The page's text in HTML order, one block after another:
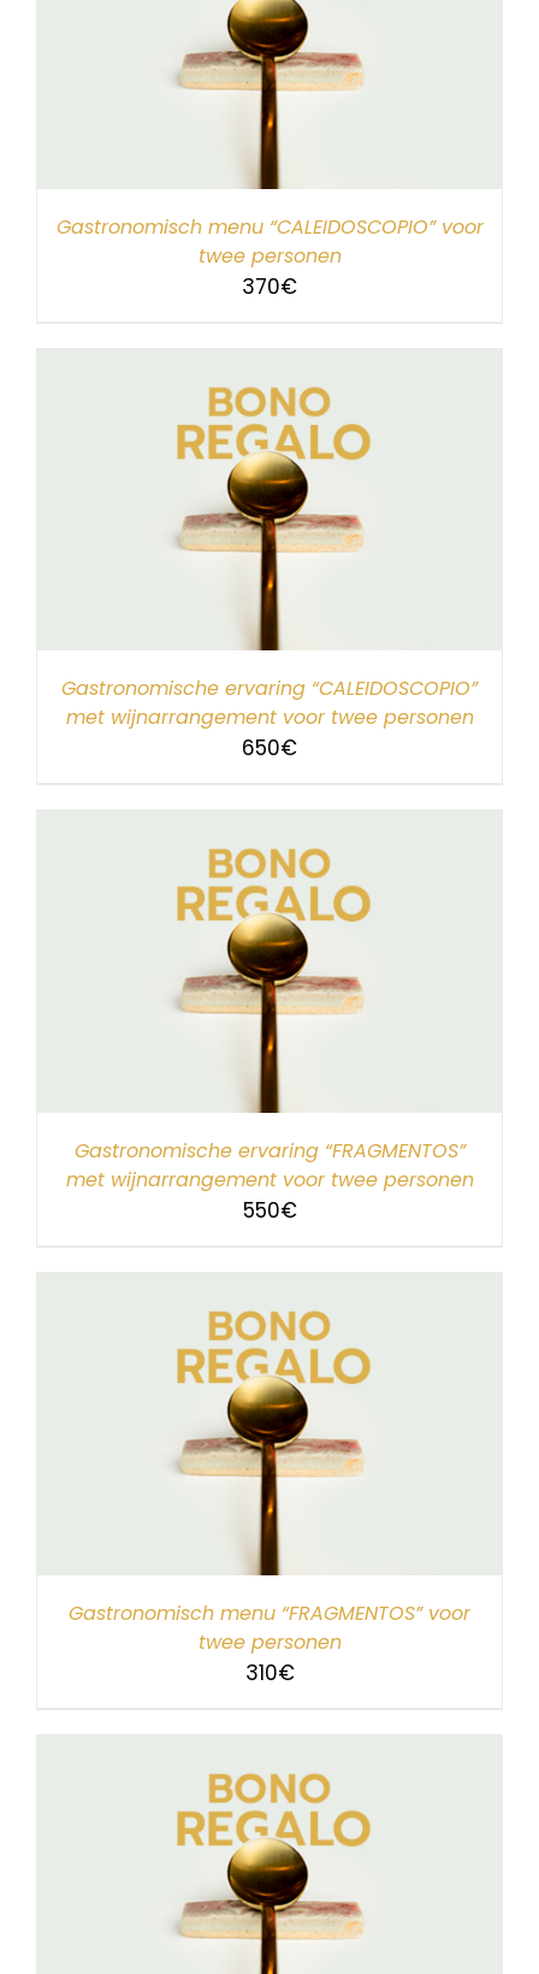
Gastronomisch menu “CALEIDOSCOPIO” voor
twee personen
370€
Gastronomische ervaring “CALEIDOSCOPIO”
met wijnarrangement voor twee personen
650€
Gastronomische ervaring “FRAGMENTOS”
met wijnarrangement voor twee personen
550€
Gastronomisch menu “FRAGMENTOS” voor
twee personen
310€